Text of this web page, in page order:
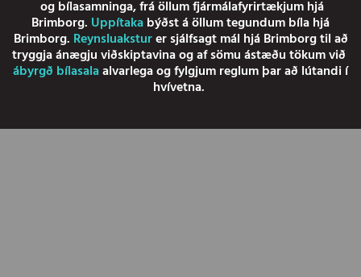
ogbílasamninga, frá öllum fjármálafyrirtækjum hjá
Brimborg. Uppítakabýðst á öllum tegundum bíla hjá
Brimborg. Reynsluaksturer sjálfsagt mál hjá Brimborg til að
tryggja ánægju viðskiptavina og af sömu ástæðu tökum við
ábyrgð bílasalaalvarlega og fylgjum reglum þar að lútandi í
hvívetna.